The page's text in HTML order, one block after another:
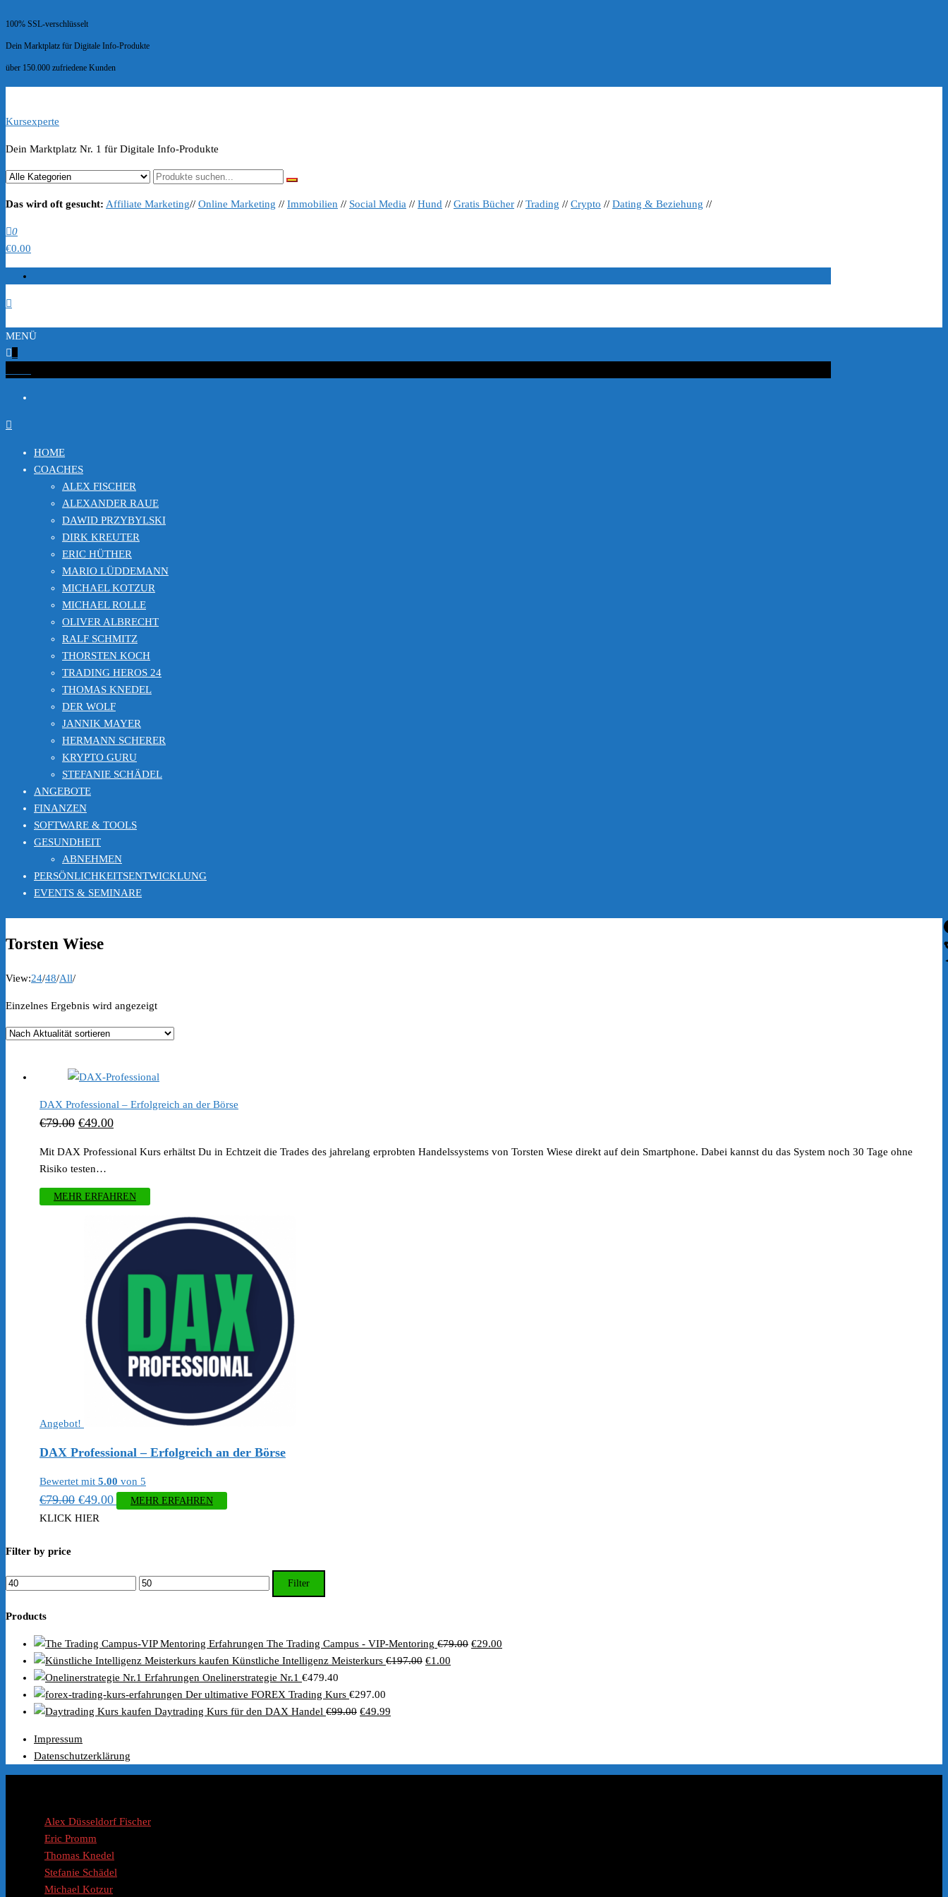
100% SSL-verschlüsselt
Dein Marktplatz für Digitale Info-Produkte
über 150.000 zufriedene Kunden
Kursexperte
Dein Marktplatz Nr. 1 für Digitale Info-Produkte
Das wird oft gesucht: Affiliate Marketing// Online Marketing // Immobilien // Social Media // Hund // Gratis Bücher // Trading // Crypto // Dating & Beziehung //
0
€0.00
MENÜ
HOME
COACHES
ALEX FISCHER
ALEXANDER RAUE
DAWID PRZYBYLSKI
DIRK KREUTER
ERIC HÜTHER
MARIO LÜDDEMANN
MICHAEL KOTZUR
MICHAEL ROLLE
OLIVER ALBRECHT
RALF SCHMITZ
THORSTEN KOCH
TRADING HEROS 24
THOMAS KNEDEL
DER WOLF
JANNIK MAYER
HERMANN SCHERER
KRYPTO GURU
STEFANIE SCHÄDEL
ANGEBOTE
FINANZEN
SOFTWARE & TOOLS
GESUNDHEIT
ABNEHMEN
PERSÖNLICHKEITSENTWICKLUNG
EVENTS & SEMINARE
Torsten Wiese
View:24/48/All/
Einzelnes Ergebnis wird angezeigt
DAX Professional – Erfolgreich an der Börse
€79.00 Ursprünglicher
€49.00Aktueller
Mit DAX Professional Kurs erhältst Du in Echtzeit die Trades des jahrelang erprobten Handelssystems von Torsten Wiese direkt auf dein Smartphone. Dabei kannst du das System noch 30 Tage ohne
Risiko testen…
MEHR ERFAHREN
Angebot!
DAX Professional – Erfolgreich an der Börse
Bewertet mit 5.00 von 5
€79.00 Ursprünglicher
Preis
€49.00Aktueller
MEHR ERFAHREN
KLICK HIER
Filter by price
Min.
Max.
Filter
Products
The Trading Campus - VIP-Mentoring €79.00 Ursprünglicher
€29.00
Künstliche Intelligenz Meisterkurs €197.00 Ursprünglicher
€1.00
Onelinerstrategie Nr.1 €479.40
Der ultimative FOREX Trading Kurs €297.00
Daytrading Kurs für den DAX Handel €99.00 Ursprünglicher
€99.00
€49.99
€49.99.
Impressum
Datenschutzerklärung
Alex Düsseldorf Fischer
Eric Promm
Thomas Knedel
Stefanie Schädel
Michael Kotzur